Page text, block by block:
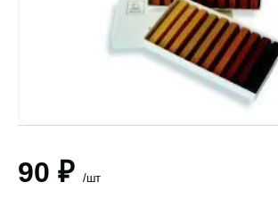
90 ₽ /шт